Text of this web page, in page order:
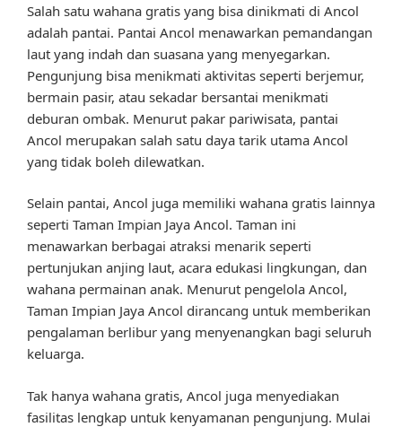
Salah satu wahana gratis yang bisa dinikmati di Ancol
adalah pantai. Pantai Ancol menawarkan pemandangan
laut yang indah dan suasana yang menyegarkan.
Pengunjung bisa menikmati aktivitas seperti berjemur,
bermain pasir, atau sekadar bersantai menikmati
deburan ombak. Menurut pakar pariwisata, pantai
Ancol merupakan salah satu daya tarik utama Ancol
yang tidak boleh dilewatkan.
Selain pantai, Ancol juga memiliki wahana gratis lainnya
seperti Taman Impian Jaya Ancol. Taman ini
menawarkan berbagai atraksi menarik seperti
pertunjukan anjing laut, acara edukasi lingkungan, dan
wahana permainan anak. Menurut pengelola Ancol,
Taman Impian Jaya Ancol dirancang untuk memberikan
pengalaman berlibur yang menyenangkan bagi seluruh
keluarga.
Tak hanya wahana gratis, Ancol juga menyediakan
fasilitas lengkap untuk kenyamanan pengunjung. Mulai